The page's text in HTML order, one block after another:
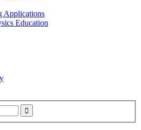
Applications
Education
